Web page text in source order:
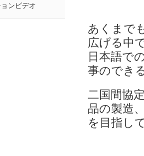
ンビデオ
あくまで
広げる中
日本語で
事のでき
二国間協
品の製造
を目指し